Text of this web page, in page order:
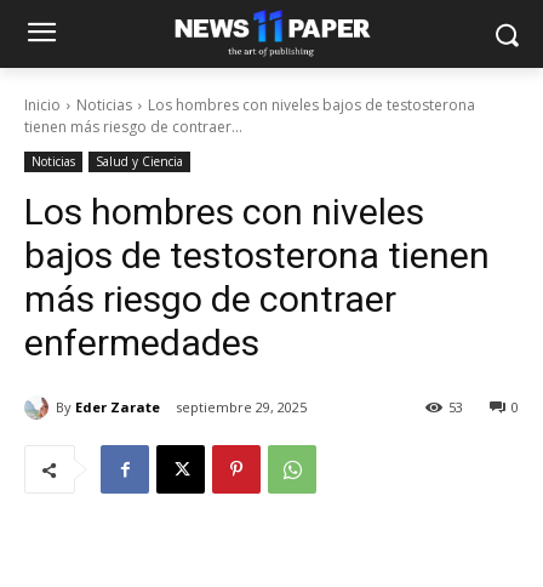
Inicio Noticias
Los hombres con niveles bajos de testosterona
tienen más riesgo de contraer...
Noticias Salud y Ciencia
Los hombres con niveles
bajos de testosterona tienen
más riesgo de contraer
enfermedades
By Eder Zarate septiembre 29, 2025 0
53